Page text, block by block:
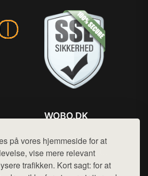
på vores hjemmeside for at
vise mere relevant
trafikken. Kort sagt: for at
WOBO.DK
Mail: hej@want.dk
Cookie- og privatlivspolitik